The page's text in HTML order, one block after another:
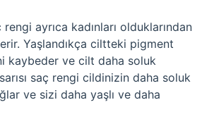
rengi ayrıca kadınları olduklarından
Yaşlandıkça ciltteki pigment
kaybeder ve cilt daha soluk
saç rengi cildinizin daha soluk
ve sizi daha yaşlı ve daha